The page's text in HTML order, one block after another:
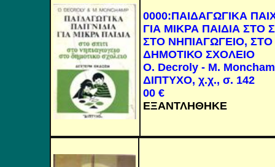
0000:ΠΑΙΔΑΓΩΓΙΚΑ
ΓΙΑ ΜΙΚΡΑ ΠΑΙΔΙΑ ΣΤΟ
ΣΤΟ ΝΗΠΙΑΓΩΓΕΙΟ, ΣΤΟ
ΔΗΜΟΤΙΚΟ ΣΧΟΛΕΙΟ
O. Decroly - M.
ΔΙΠΤΥΧΟ, χ.χ., σ. 142
00€
ΕΞΑΝΤΛΗΘΗΚΕ